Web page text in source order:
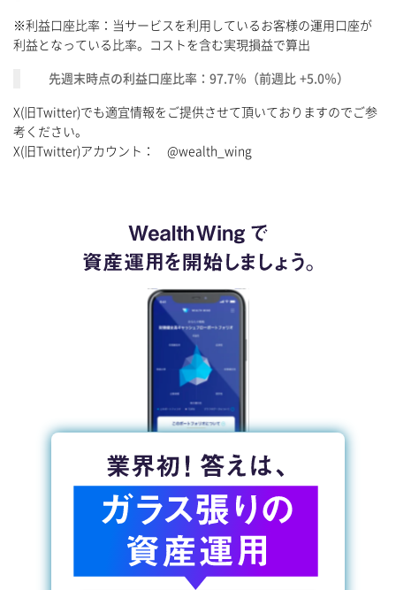
※利益口座比率：当サービスを利用しているお客様の運用口座が
利益となっている比率。コストを含む実現損益で算出
先週末時点の利益口座比率：97.7％（前週比 +5.0％）
X(旧Twitter)でも適宜情報をご提供させて頂いておりますのでご参
考ください。
X(旧Twitter)アカウント： @wealth_wing